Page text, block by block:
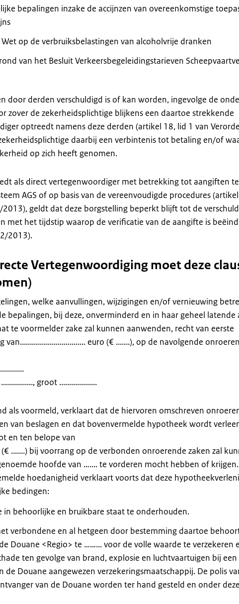
bepalingen inzake de accijnzen van overeenkomstige
op de verbruiksbelastingen van alcoholvrije dranken
van het Besluit Verkeersbegeleidingstarieven
door derden verschuldigd is of kan worden, ingevolge de
zover de zekerheidsplichtige blijkens een daartoe strekkende
optreedt namens deze derden (artikel 18, lid 1 van
daarbij een verbintenis tot betaling en/of
op zich heeft genomen.
als direct vertegenwoordiger met betrekking tot aangiften
AGS of op basis van de vereenvoudigde procedures
geldt dat deze borgstelling beperkt blijft tot de
met het tijdstip waarop de verificatie van de aangifte is
2013).
Vertegenwoordiging moet deze
welke aanvullingen, wijzigingen en/of vernieuwing
bepalingen, bij deze, onverminderd en in haar geheel latende
te voormelder zake zal kunnen aanwenden, recht van eerste
euro (€ .......), op de navolgende
groot ...................
als voormeld, verklaart dat de hiervoren omschreven
van beslagen en dat bovenvermelde hypotheek wordt
en ten belope van
(€ .......) bij voorrang op de verbonden onroerende zaken zal
hoofde van ….... te vorderen mocht hebben of krijgen.
hoedanigheid verklaart voorts dat deze
bedingen:
behoorlijke en bruikbare staat te onderhouden.
verbondene en al hetgeen door bestemming daartoe
Douane <Regio> te ……... voor de volle waarde te verzekeren
ten gevolge van brand, explosie en luchtvaartuigen bij
Douane aangewezen verzekeringsmaatschappij. De polis
van de Douane worden ter hand gesteld en onder deze